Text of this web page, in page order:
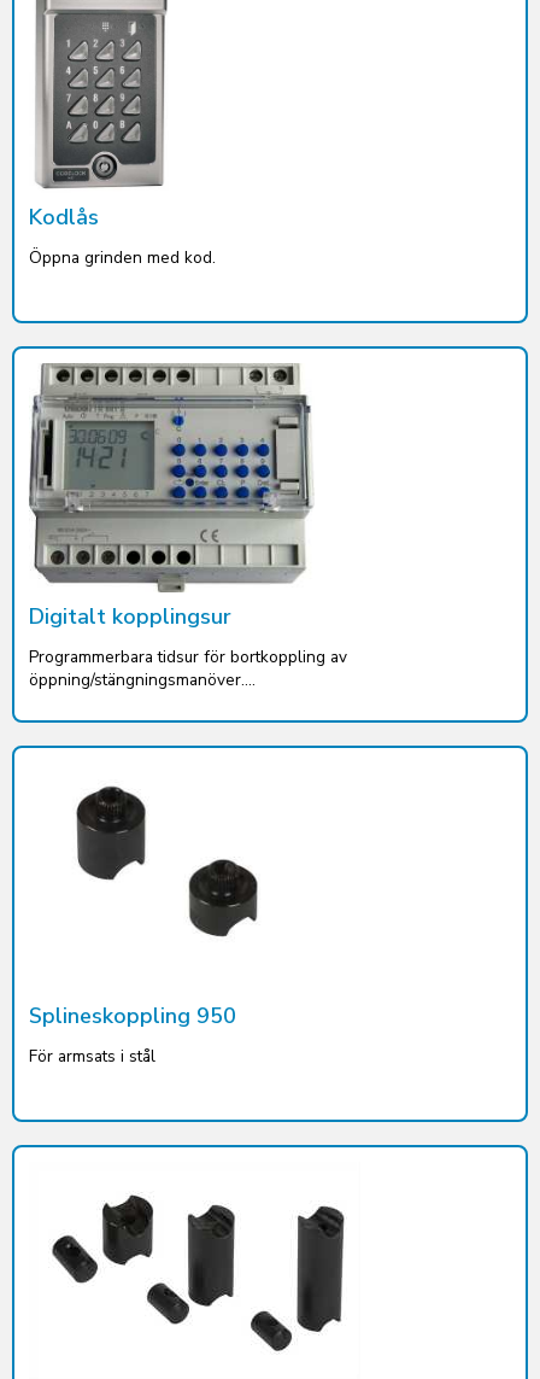
Kodlås
Öppna grinden med kod.
Digitalt kopplingsur
Programmerbara tidsur för bortkoppling av
öppning/stängningsmanöver....
Splineskoppling 950
För armsats i stål